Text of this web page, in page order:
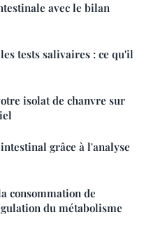
avec le bilan
tests salivaires : ce qu'il
isolat de chanvre sur
grâce à l'analyse
consommation de
du métabolisme